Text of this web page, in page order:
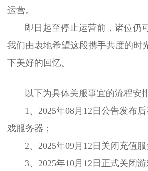
运营。
即日起至停止运营前，诸位仍
我们由衷地希望这段携手共度的时
下美好的回忆。
以下为具体关服事宜的流程安
1、2025年08月12日公告发布
戏服务器；
2、2025年09月12日关闭充值服
3、2025年10月12日正式关闭游